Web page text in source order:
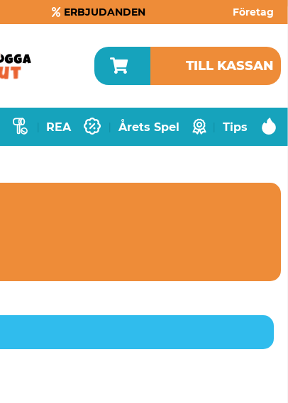
ERBJUDANDEN Företag
TILL KASSAN
REA Årets Spel Tips